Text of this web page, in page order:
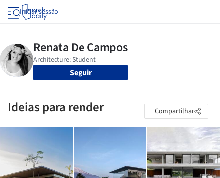
Iniciar sessão
Seguir
Ideias para render Compartilhar